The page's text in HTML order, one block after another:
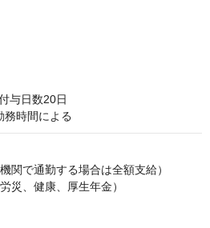
与⽇数20⽇
務時間による
関で通勤する場合は全額支給）
災、健康、厚生年金）